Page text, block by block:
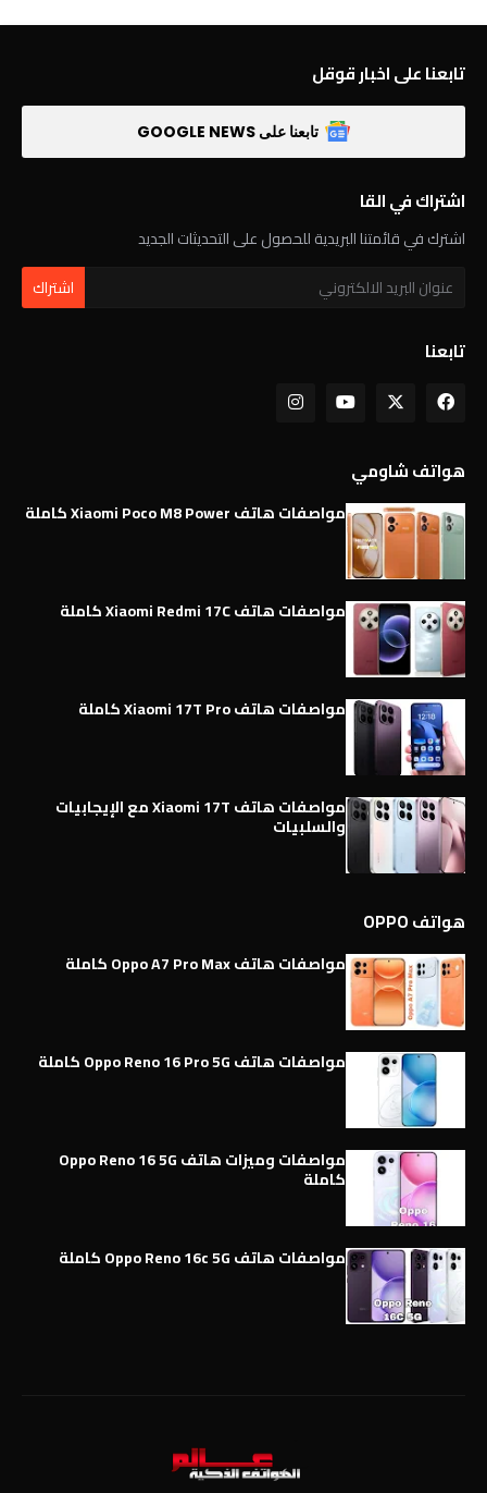
تابعنا على اخبار قوقل
تابعنا على GOOGLE NEWS
اشتراك في القا
اشترك في قائمتنا البريدية للحصول على التحديثات الجديد
تابعنا
هواتف شاومي
مواصفات هاتف Xiaomi Poco M8 Power كاملة
مواصفات هاتف Xiaomi Redmi 17C كاملة
مواصفات هاتف Xiaomi 17T Pro كاملة
مواصفات هاتف Xiaomi 17T مع الإيجابيات
والسلبيات
هواتف OPPO
مواصفات هاتف Oppo A7 Pro Max كاملة
مواصفات هاتف Oppo Reno 16 Pro 5G كاملة
مواصفات وميزات هاتف Oppo Reno 16 5G
كاملة
مواصفات هاتف Oppo Reno 16c 5G كاملة